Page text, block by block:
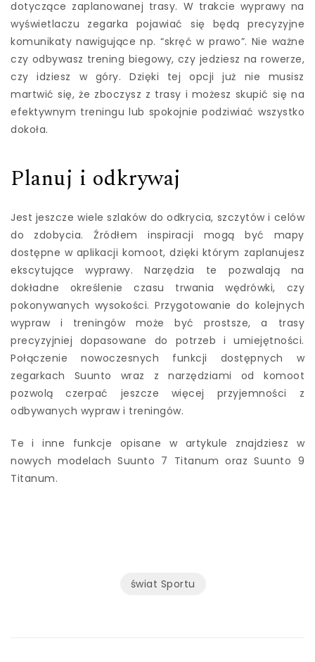
dotyczące zaplanowanej trasy. W trakcie wyprawy na
wyświetlaczu zegarka pojawiać się będą precyzyjne
komunikaty nawigujące np. “skręć w prawo”. Nie ważne
czy odbywasz trening biegowy, czy jedziesz na rowerze,
czy idziesz w góry. Dzięki tej opcji już nie musisz
martwić się, że zboczysz z trasy i możesz skupić się na
efektywnym treningu lub spokojnie podziwiać wszystko
dokoła.
Planuj i odkrywaj
Jest jeszcze wiele szlaków do odkrycia, szczytów i celów
do zdobycia. Źródłem inspiracji mogą być mapy
dostępne w aplikacji komoot, dzięki którym zaplanujesz
ekscytujące wyprawy. Narzędzia te pozwalają na
dokładne określenie czasu trwania wędrówki, czy
pokonywanych wysokości. Przygotowanie do kolejnych
wypraw i treningów może być prostsze, a trasy
precyzyjniej dopasowane do potrzeb i umiejętności.
Połączenie nowoczesnych funkcji dostępnych w
zegarkach Suunto wraz z narzędziami od komoot
pozwolą czerpać jeszcze więcej przyjemności z
odbywanych wypraw i treningów.
Te i inne funkcje opisane w artykule znajdziesz w
nowych modelach Suunto 7 Titanum oraz Suunto 9
Titanum.
świat Sportu